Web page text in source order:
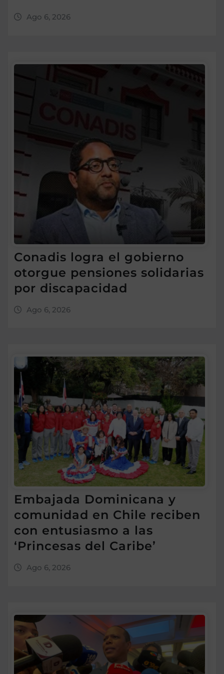
Ago 6, 2026
Conadis logra el gobierno
otorgue pensiones solidarias
por discapacidad
Ago 6, 2026
Embajada Dominicana y
comunidad en Chile reciben
con entusiasmo a las
‘Princesas del Caribe’
Ago 6, 2026